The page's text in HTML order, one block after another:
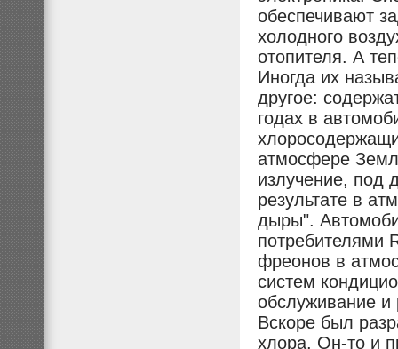
обеспечивают
холодного
отопителя. А
Иногда их
другое:
годах в
атмосфере
излучение, под
результате в
дыры".
потребителями
фреонов в
систем
обслуживание
Вскоре был
хлора. Он-то и